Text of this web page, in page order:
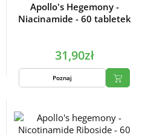
Apollo's Hegemony -
Niacinamide - 60 tabletek
31,90zł
Poznaj